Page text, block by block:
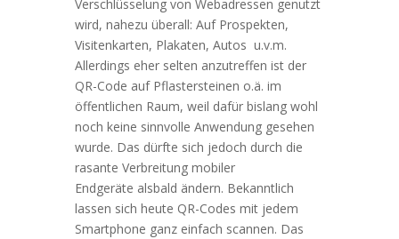
Verschlüsselung von Webadressen genutzt
wird, nahezu überall: Auf Prospekten,
Visitenkarten, Plakaten, Autos u.v.m.
Allerdings eher selten anzutreffen ist der
QR-Code auf Pflastersteinen o.ä. im
öffentlichen Raum, weil dafür bislang wohl
noch keine sinnvolle Anwendung gesehen
wurde. Das dürfte sich jedoch durch die
rasante Verbreitung mobiler
Endgeräte alsbald ändern. Bekanntlich
lassen sich heute QR-Codes mit jedem
Smartphone ganz einfach scannen. Das